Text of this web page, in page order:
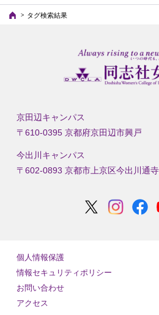
タグ検索結果
京田辺キャンパス
〒610-0395 京都府京田辺市興戸
今出川キャンパス
〒602-0893 京都市上京区今出川通
個人情報保護
情報セキュリティポリシー
お問い合わせ
アクセス